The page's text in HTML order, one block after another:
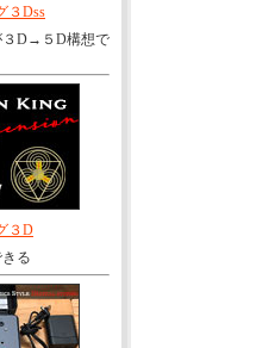
３Dss
３D→５D構想で
３D
る